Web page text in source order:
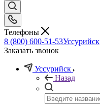
Телефоны
8 (800) 600-51-53Уссурийск
Заказать звонок
Уссурийск
Назад